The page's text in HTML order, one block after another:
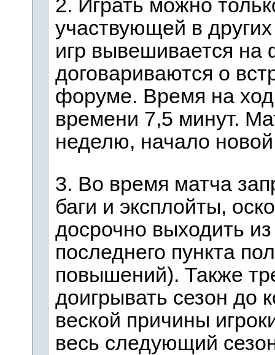
2. Играть можно
участвующей в
игр вывешивается на
договариваются о
форуме. Время на
времени 7,5 минут.
неделю, начало
3. Во время матча
баги и эксплойты,
досрочно выходить
последнего пункта
повышений). Также
доигрывать сезон до
веской причины
весь следующий